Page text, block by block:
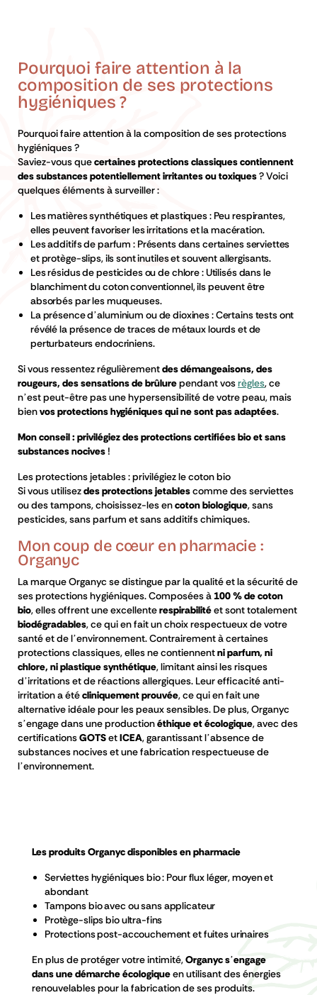
Pourquoi faire attention à la
composition de ses protections
hygiéniques ?
Pourquoi faire attention à la composition de ses protections
hygiéniques ?
Saviez-vous quecertaines protections classiques contiennent
des substances potentiellement irritantes ou toxiques? Voici
quelques éléments à surveiller :
Lesmatières synthétiques et plastiques: Peu respirantes,
elles peuvent favoriser les irritations et la macération.
Lesadditifs de parfum : Présents dans certaines serviettes
et protège-slips, ils sont inutiles et souvent allergisants.
Lesrésidus de pesticides ou de chlore: Utilisés dans le
blanchiment du coton conventionnel, ils peuvent être
absorbés par les muqueuses.
Laprésence d’aluminium ou de dioxines: Certains tests ont
révélé la présence de traces de métaux lourds et de
perturbateurs endocriniens.
Si vous ressentez régulièrementdes démangeaisons, des
rougeurs, des sensations de brûlurependant vosrègles, ce
n’est peut-être pas une hypersensibilité de votre peau, mais
bienvos protections hygiéniques qui ne sont pas adaptées.
Mon conseil : privilégiez des protections certifiées bio et sans
substances nocives !
Les protections jetables : privilégiez le coton bio
Si vous utilisezdes protections jetablescomme des serviettes
ou des tampons, choisissez-les encoton biologique, sans
pesticides, sans parfum et sans additifs chimiques.
Mon coup de cœur en pharmacie :
Organyc
La marque Organyc se distingue par la qualité et la sécurité de
ses protections hygiéniques. Composées à 100 % de coton
bio, elles offrent une excellenterespirabilitéet sont totalement
biodégradables, ce qui en fait un choix respectueux de votre
santé et de l’environnement. Contrairement à certaines
protections classiques, elles ne contiennentni parfum, ni
chlore, ni plastique synthétique, limitant ainsi les risques
d’irritations et de réactions allergiques. Leur efficacité anti-
irritation a étécliniquement prouvée, ce qui en fait une
alternative idéale pour les peaux sensibles. De plus, Organyc
s’engage dans une productionéthique et écologique, avec des
certificationsGOTSetICEA, garantissant l’absence de
substances nocives et une fabrication respectueuse de
l’environnement.
Les produits Organyc disponibles en pharmacie
Serviettes hygiéniques bio: Pour flux léger, moyen et
abondant
Tampons bio avec ou sans applicateur
Protège-slips bio ultra-fins
Protections post-accouchement et fuites urinaires
En plus de protéger votre intimité,Organyc s’engage
dans une démarche écologiqueen utilisant des énergies
renouvelables pour la fabrication de ses produits.